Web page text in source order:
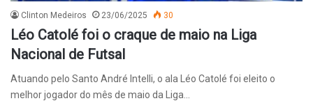
Clinton Medeiros 23/06/2025 30
Léo Catolé foi o craque de maio na Liga
Nacional de Futsal
Atuando pelo Santo André Intelli, o ala Léo Catolé foi eleito o
melhor jogador do mês de maio da Liga…